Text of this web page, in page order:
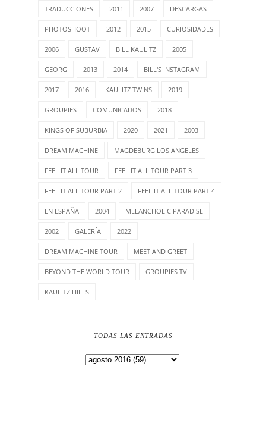
TRADUCCIONES 2011 2007 DESCARGAS
PHOTOSHOOT 2012 2015 CURIOSIDADES
2006 GUSTAV BILL KAULITZ 2005
GEORG 2013 2014 BILL'S INSTAGRAM
2017 2016 KAULITZ TWINS 2019
GROUPIES COMUNICADOS 2018
KINGS OF SUBURBIA 2020 2021 2003
DREAM MACHINE MAGDEBURG LOS ANGELES
FEEL IT ALL TOUR FEEL IT ALL TOUR PART 3
FEEL IT ALL TOUR PART 2 FEEL IT ALL TOUR PART 4
EN ESPAÑA 2004 MELANCHOLIC PARADISE
2002 GALERÍA 2022
DREAM MACHINE TOUR MEET AND GREET
BEYOND THE WORLD TOUR GROUPIES TV
KAULITZ HILLS
TODAS LAS ENTRADAS